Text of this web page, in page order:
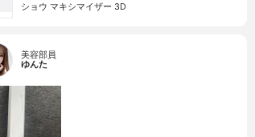
ショウ マキシマイザー 3D
美容部員
ゆんた